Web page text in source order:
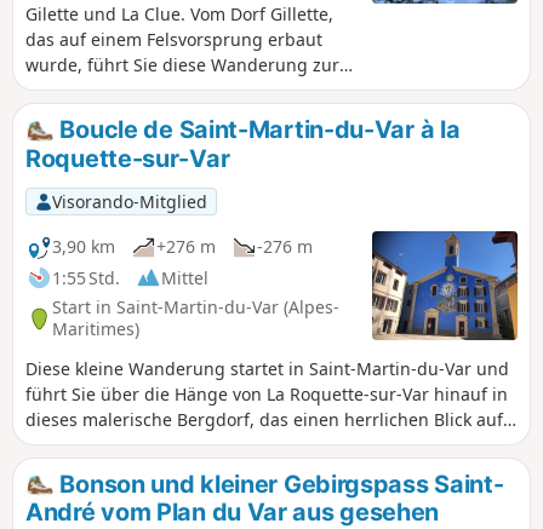
Gilette und La Clue. Vom Dorf Gillette,
das auf einem Felsvorsprung erbaut
wurde, führt Sie diese Wanderung zur
mittelalterlichen Brücke Pont de la
Cerise (hier wurden 1997 Szenen des
Films „Le Bossu” gedreht), um
anschließend durch die Schluchten des
Estéron zu wandern.
Boucle de Saint-Martin-du-Var à la
Roquette-sur-Var
Visorando-Mitglied
3,90 km
+276 m
-276 m
1:55 Std.
Mittel
Start in Saint-Martin-du-Var (Alpes-
Maritimes)
Diese kleine Wanderung startet in Saint-Martin-du-Var und
führt Sie über die Hänge von La Roquette-sur-Var hinauf in
dieses malerische Bergdorf, das einen herrlichen Blick auf
die Ebene des Var bietet.Der Rückweg verläuft auf einigen
Metern entlang des Vésubie-Kanals.
Bonson und kleiner Gebirgspass Saint-
André vom Plan du Var aus gesehen